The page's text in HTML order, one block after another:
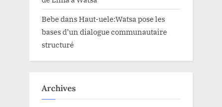
BebedansHaut-uele:Watsa pose les
bases d’un dialogue communautaire
structuré
Archives